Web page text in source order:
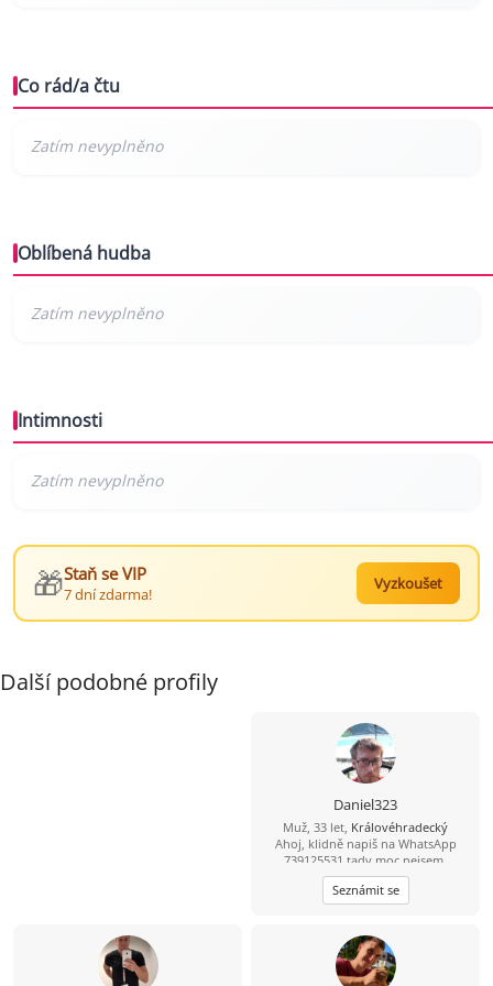
Co rád/a čtu
Oblíbená hudba
Intimnosti
🎁Staň se VIP
7 dní zdarma!
Vyzkoušet
Další podobné profily
Daniel323
Muž, 33 let, Královéhradecký
Ahoj, klidně napiš na WhatsApp
739125531 tady moc nejsem.
Seznámit se